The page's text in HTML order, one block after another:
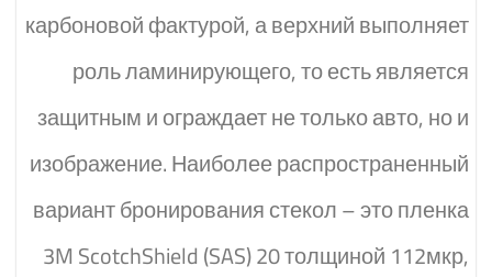
карбоновой фактурой, а верхний выполняет
роль ламинирующего, то есть является
защитным и ограждает не только авто, но и
изображение. Наиболее распространенный
вариант бронирования стекол – это пленка
3M ScotchShield (SAS) 20 толщиной 112мкр,